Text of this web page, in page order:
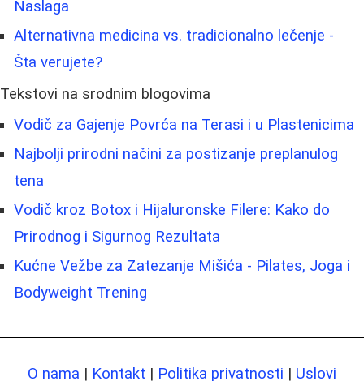
Naslaga
Alternativna medicina vs. tradicionalno lečenje -
Šta verujete?
Tekstovi na srodnim blogovima
Vodič za Gajenje Povrća na Terasi i u Plastenicima
Najbolji prirodni načini za postizanje preplanulog
tena
Vodič kroz Botox i Hijaluronske Filere: Kako do
Prirodnog i Sigurnog Rezultata
Kućne Vežbe za Zatezanje Mišića - Pilates, Joga i
Bodyweight Trening
O nama | Kontakt | Politika privatnosti | Uslovi